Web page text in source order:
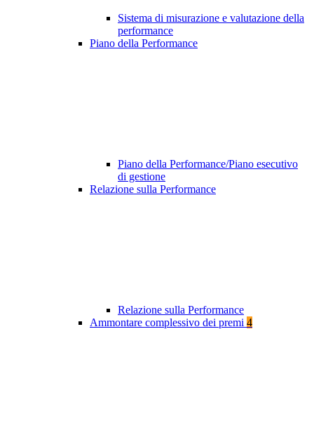
Sistema di misurazione e valutazione della
performance
Piano della Performance
Piano della Performance/Piano esecutivo
di gestione
Relazione sulla Performance
Relazione sulla Performance
Ammontare complessivo dei premi 4